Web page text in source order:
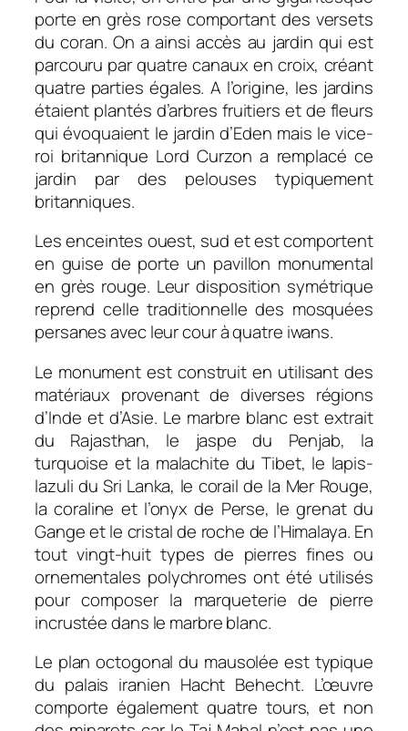
porte en grès rose comportant des versets
du coran. On a ainsi accès au jardin qui est
parcouru par quatre canaux en croix, créant
quatre parties égales. A l’origine, les jardins
étaient plantés d’arbres fruitiers et de fleurs
qui évoquaient le jardin d’Eden mais le vice-
roi britannique Lord Curzon a remplacé ce
jardin par des pelouses typiquement
britanniques.
Les enceintes ouest, sud et est comportent
en guise de porte un pavillon monumental
en grès rouge. Leur disposition symétrique
reprend celle traditionnelle des mosquées
persanes avec leur cour à quatre iwans.
Le monument est construit en utilisant des
matériaux provenant de diverses régions
d’Inde et d’Asie. Le marbre blanc est extrait
du Rajasthan, le jaspe du Penjab, la
turquoise et la malachite du Tibet, le lapis-
lazuli du Sri Lanka, le corail de la Mer Rouge,
la coraline et l’onyx de Perse, le grenat du
Gange et le cristal de roche de l’Himalaya. En
tout vingt-huit types de pierres fines ou
ornementales polychromes ont été utilisés
pour composer la marqueterie de pierre
incrustée dans le marbre blanc.
Le plan octogonal du mausolée est typique
du palais iranien Hacht Behecht. L’œuvre
comporte également quatre tours, et non